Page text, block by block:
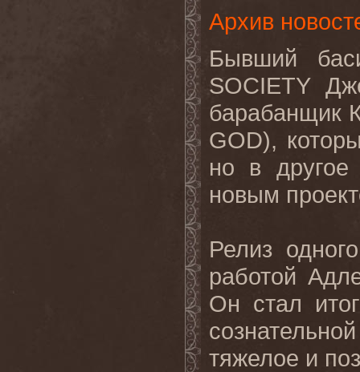
Архив
Бывший
SOCIETY
барабанщик
GOD),
но в
новым
Релиз
работой
Он стал
тяжелое и